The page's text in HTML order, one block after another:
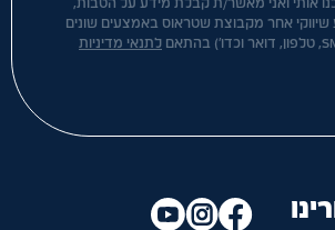
אותי ואני מאשר/ת קבלת מידע על הטבות,
שיווקי אחר מקבוצת שטראוס באמצעים שונים
לתנאי מדיניות